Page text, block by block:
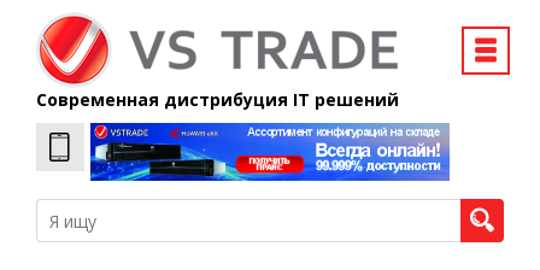
Современная дистрибуция IT решений